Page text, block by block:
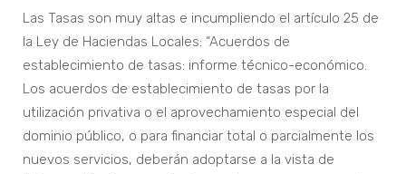
Las Tasas son muy altas e incumpliendo el artículo 25 de
la Ley de Haciendas Locales: “Acuerdos de
establecimiento de tasas: informe técnico-económico.
Los acuerdos de establecimiento de tasas por la
utilización privativa o el aprovechamiento especial del
dominio público, o para financiar total o parcialmente los
nuevos servicios, deberán adoptarse a la vista de